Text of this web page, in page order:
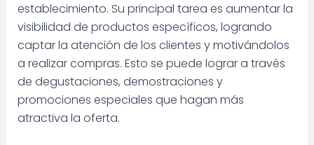
establecimiento. Su principal tarea es aumentar la
visibilidad de productos específicos, logrando
captar la atención de los clientes y motivándolos
a realizar compras. Esto se puede lograr a través
de degustaciones, demostraciones y
promociones especiales que hagan más
atractiva la oferta.